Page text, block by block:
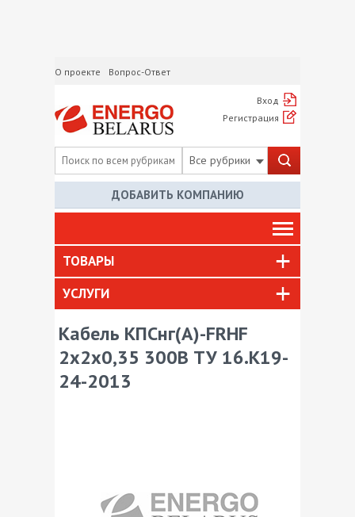
О проекте Вопрос-Ответ
Вход
Регистрация
Все рубрики
ДОБАВИТЬ КОМПАНИЮ
ТОВАРЫ
УСЛУГИ
Кабель КПСнг(А)-FRHF
2х2х0,35 300В ТУ 16.К19-
24-2013